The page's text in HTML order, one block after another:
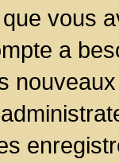
vous
a